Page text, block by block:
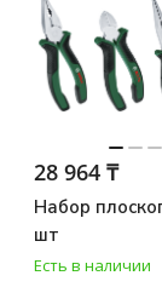
28 964 ₸
Набор
шт
Есть в наличии